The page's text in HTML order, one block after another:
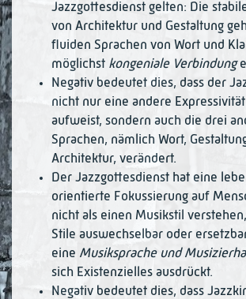
Jazzgottesdienst gelten: Die
von Architektur und Gestaltung
fluiden Sprachen von Wort und
möglichst kongeniale Verbindung
Negativ bedeutet dies, dass der
nicht nur eine andere
aufweist, sondern auch die drei
Sprachen, nämlich Wort,
Architektur, verändert.
Der Jazzgottesdienst hat eine
orientierte Fokussierung auf
nicht als einen Musikstil
Stile auswechsel­bar oder
eine Musiksprache und
sich Existenzielles ausdrückt.
Negativ bedeutet dies, dass